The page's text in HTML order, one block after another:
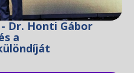
- Dr. Honti Gábor
a